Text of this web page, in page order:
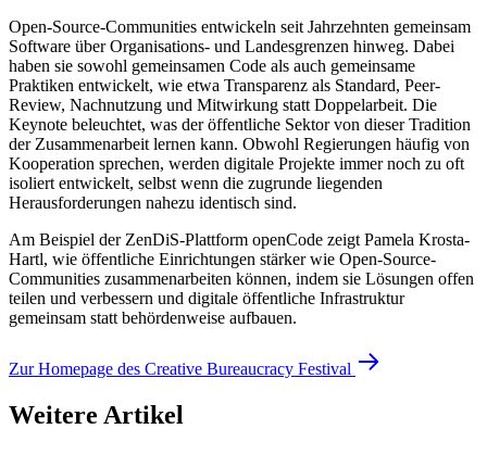
Open-Source-Communities entwickeln seit Jahrzehnten gemeinsam
Software über Organisations- und Landesgrenzen hinweg. Dabei
haben sie sowohl gemeinsamen Code als auch gemeinsame
Praktiken entwickelt, wie etwa Transparenz als Standard, Peer-
Review, Nachnutzung und Mitwirkung statt Doppelarbeit. Die
Keynote beleuchtet, was der öffentliche Sektor von dieser Tradition
der Zusammenarbeit lernen kann. Obwohl Regierungen häufig von
Kooperation sprechen, werden digitale Projekte immer noch zu oft
isoliert entwickelt, selbst wenn die zugrunde liegenden
Herausforderungen nahezu identisch sind.
Am Beispiel der ZenDiS-Plattform openCode zeigt Pamela Krosta-
Hartl, wie öffentliche Einrichtungen stärker wie Open-Source-
Communities zusammenarbeiten können, indem sie Lösungen offen
teilen und verbessern und digitale öffentliche Infrastruktur
gemeinsam statt behördenweise aufbauen.
Zur Homepage des Creative Bureaucracy Festival
Weitere Artikel